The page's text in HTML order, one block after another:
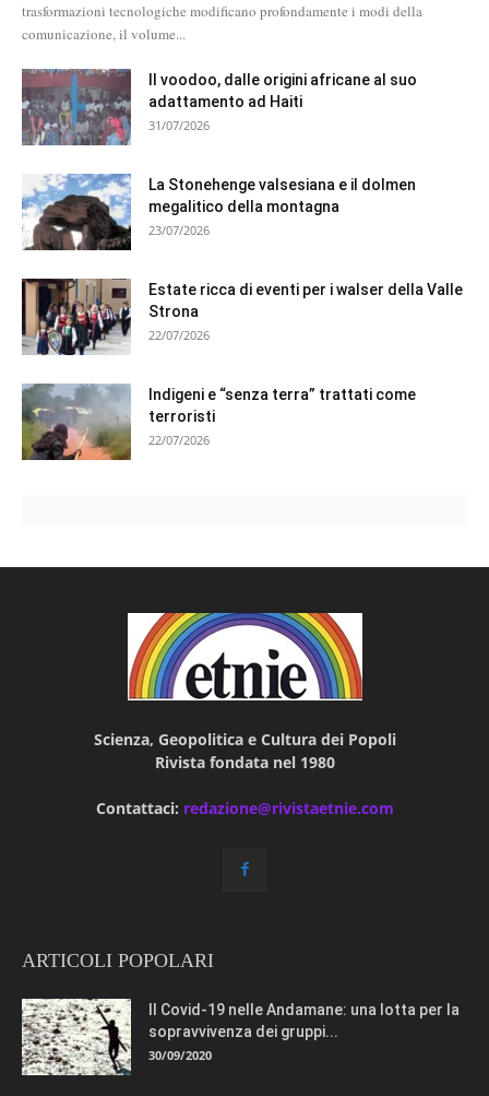
trasformazioni tecnologiche modificano profondamente i modi della
comunicazione, il volume...
Il voodoo, dalle origini africane al suo
adattamento ad Haiti
31/07/2026
La Stonehenge valsesiana e il dolmen
megalitico della montagna
23/07/2026
Estate ricca di eventi per i walser della Valle
Strona
22/07/2026
Indigeni e “senza terra” trattati come
terroristi
22/07/2026
Scienza, Geopolitica e Cultura dei Popoli
Rivista fondata nel 1980
Contattaci: redazione@rivistaetnie.com
ARTICOLI POPOLARI
Il Covid-19 nelle Andamane: una lotta per la
sopravvivenza dei gruppi...
30/09/2020